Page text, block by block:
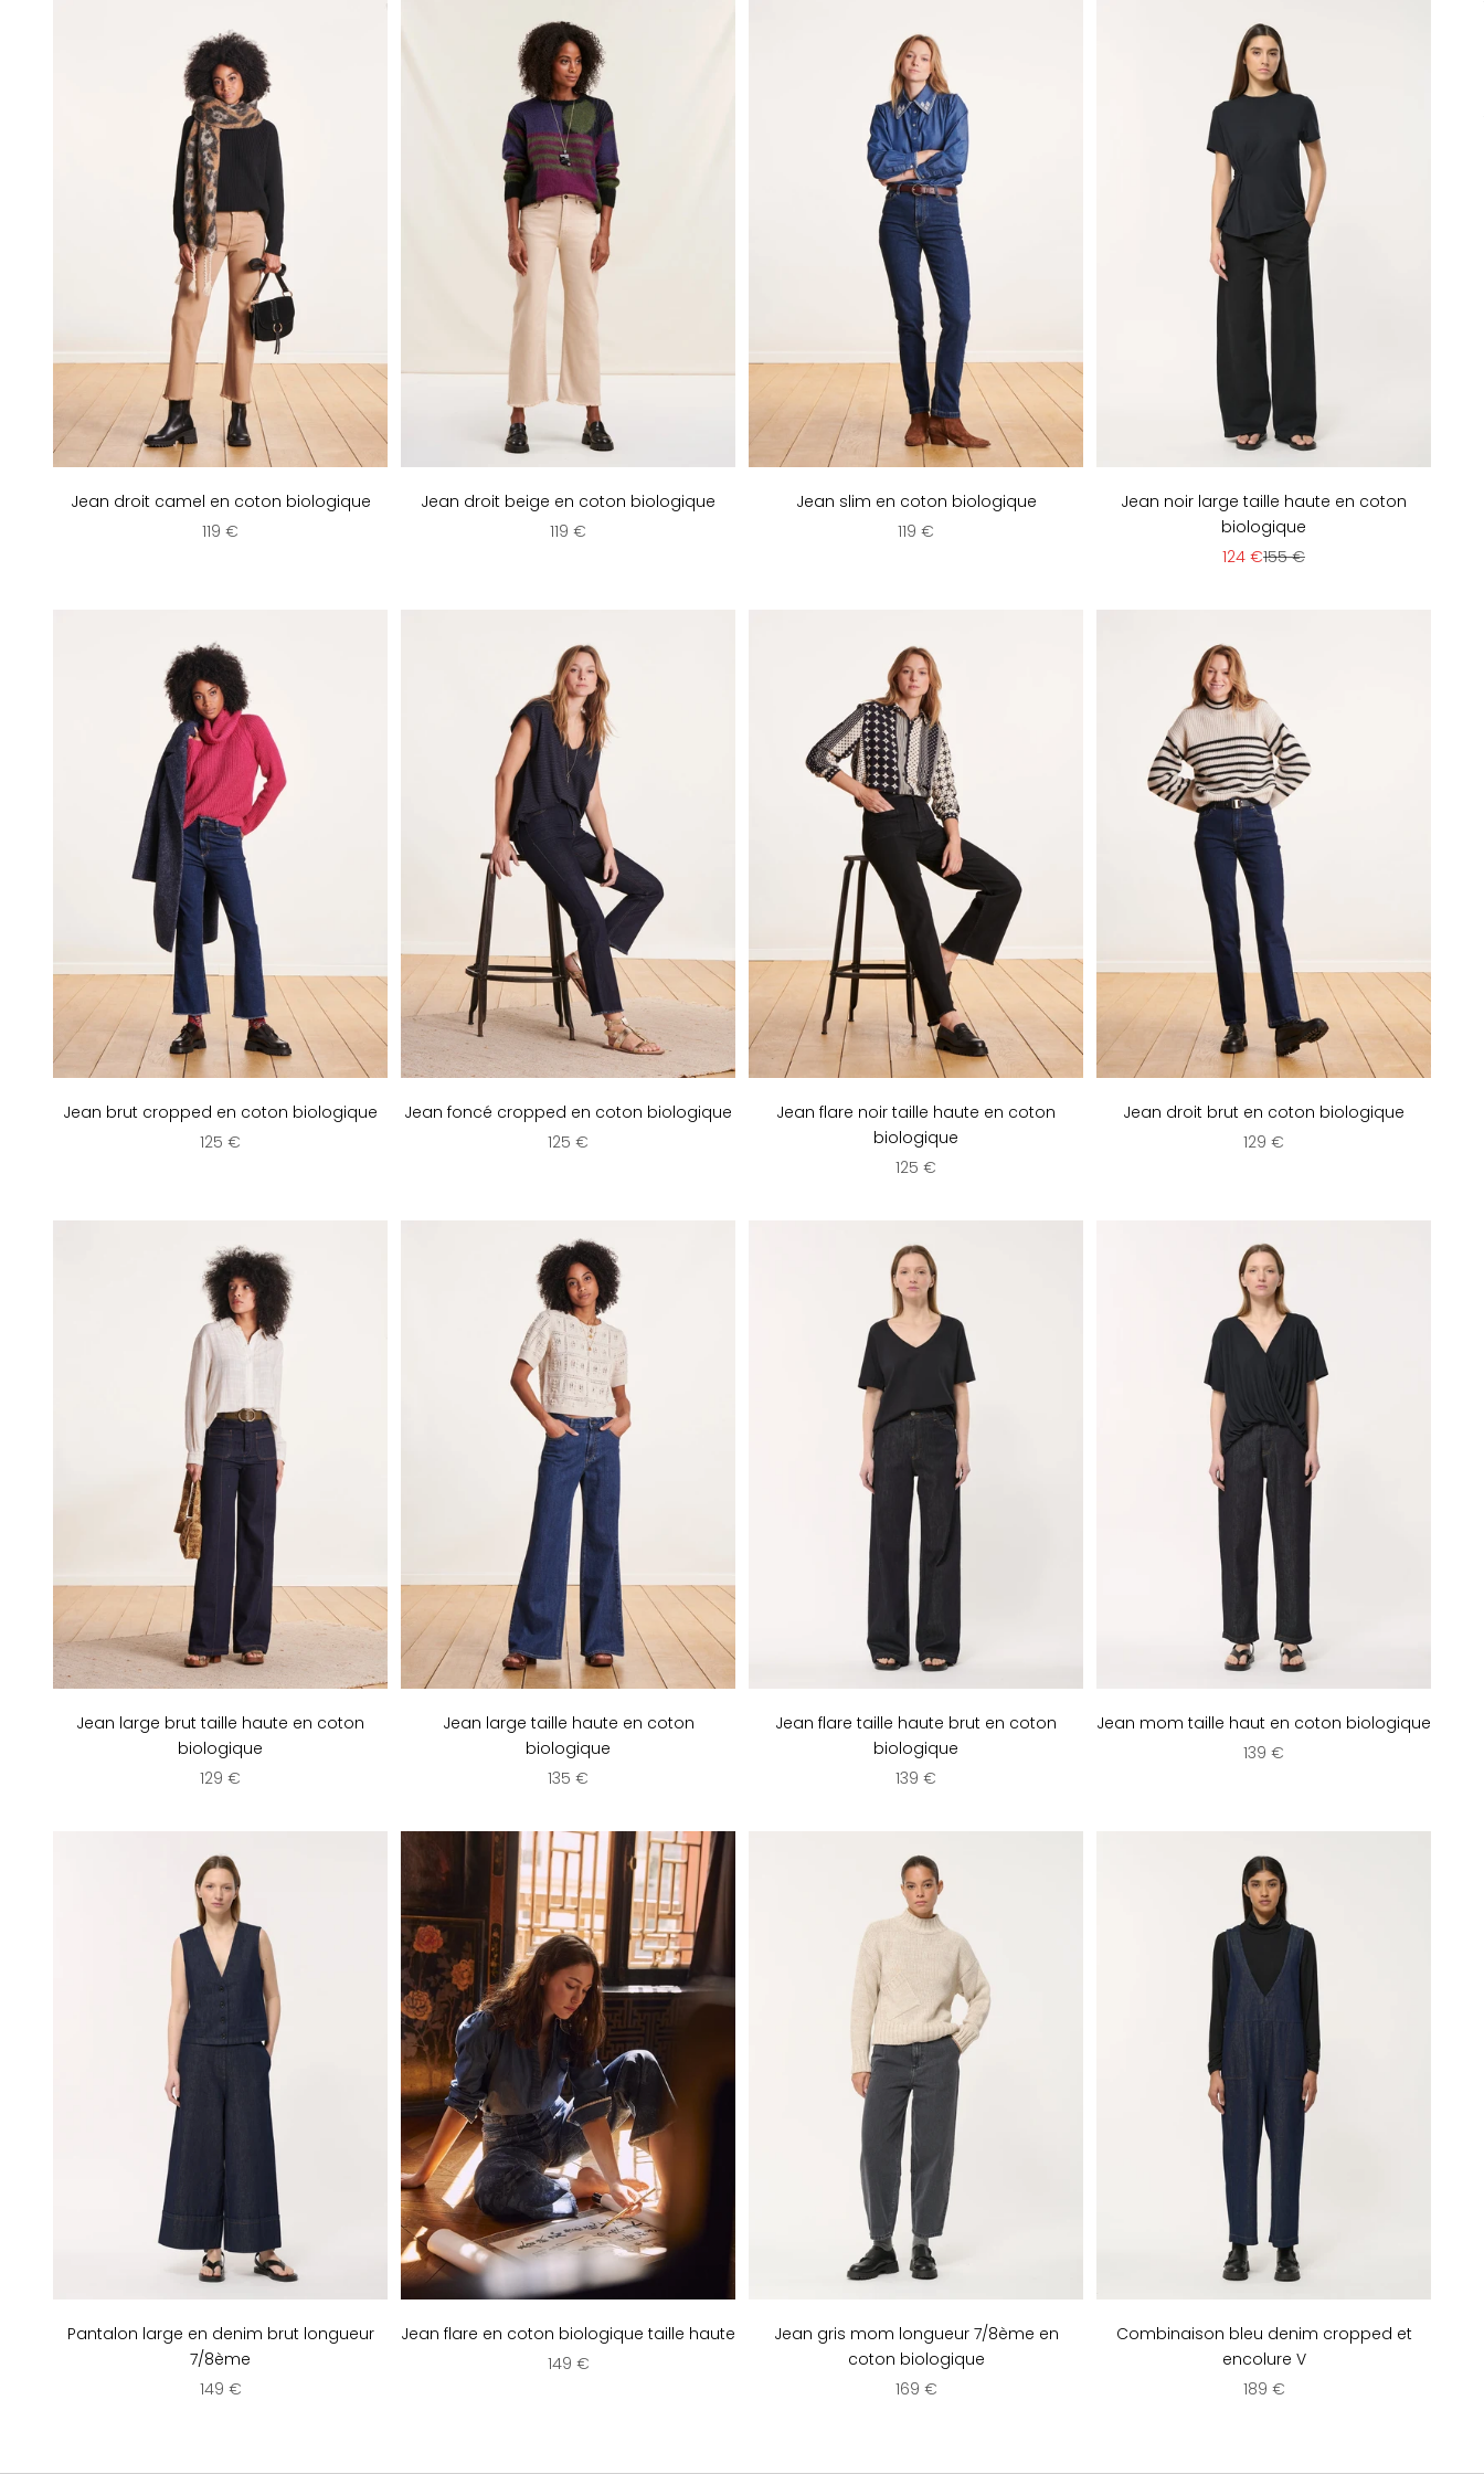
Jean droit camel en coton biologique
Prix de vente
119 €
Jean droit beige en coton biologique
Prix de vente
119 €
Jean slim en coton biologique
Prix de vente
119 €
Jean noir large taille haute en coton
biologique
Prix de vente
124 €Prix normal
155 €
Jean brut cropped en coton biologique
Prix de vente
125 €
Jean foncé cropped en coton biologique
Prix de vente
125 €
Jean flare noir taille haute en coton
biologique
Prix de vente
125 €
Jean droit brut en coton biologique
Prix de vente
129 €
Jean large brut taille haute en coton
biologique
Prix de vente
129 €
Jean large taille haute en coton
biologique
Prix de vente
135 €
Jean flare taille haute brut en coton
biologique
Prix de vente
139 €
Jean mom taille haut en coton biologique
Prix de vente
139 €
Pantalon large en denim brut longueur
7/8ème
Prix de vente
149 €
Jean flare en coton biologique taille haute
Prix de vente
149 €
Jean gris mom longueur 7/8ème en
coton biologique
Prix de vente
169 €
Combinaison bleu denim cropped et
encolure V
Prix de vente
189 €